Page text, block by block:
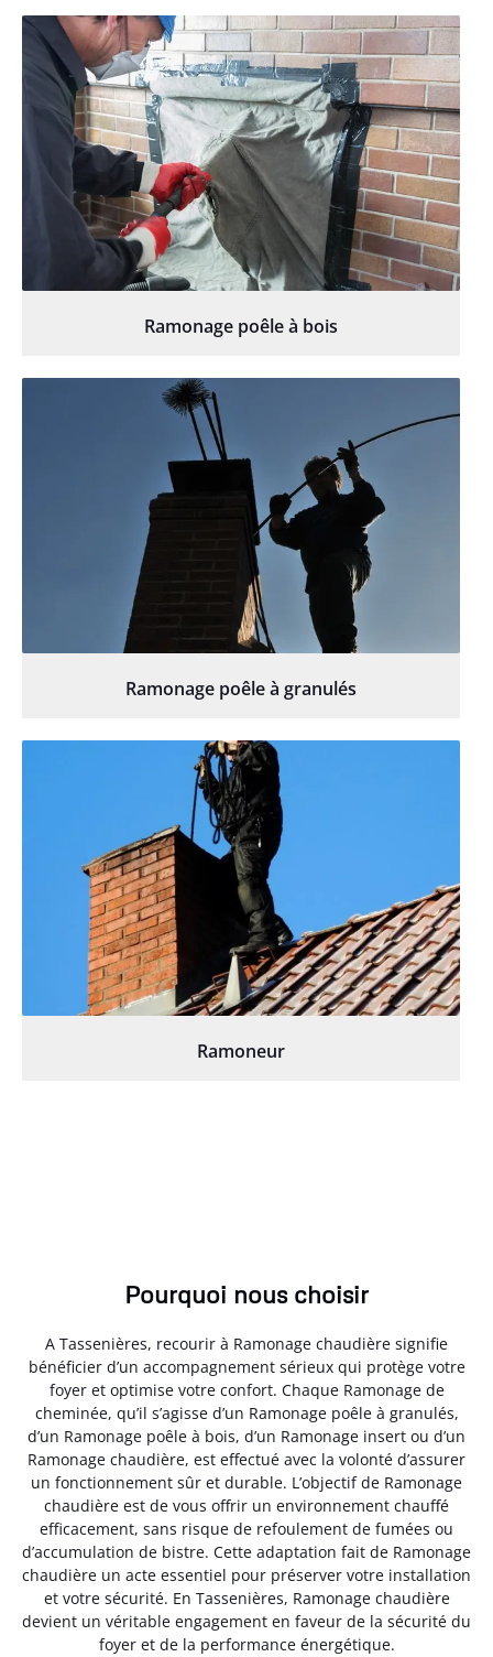
Ramonage poêle à bois
Ramonage poêle à granulés
Ramoneur
Pourquoi nous choisir
A Tassenières, recourir à Ramonage chaudière signifie
bénéficier d’un accompagnement sérieux qui protège votre
foyer et optimise votre confort. Chaque Ramonage de
cheminée, qu’il s’agisse d’un Ramonage poêle à granulés,
d’un Ramonage poêle à bois, d’un Ramonage insert ou d’un
Ramonage chaudière, est effectué avec la volonté d’assurer
un fonctionnement sûr et durable. L’objectif de Ramonage
chaudière est de vous offrir un environnement chauffé
efficacement, sans risque de refoulement de fumées ou
d’accumulation de bistre. Cette adaptation fait de Ramonage
chaudière un acte essentiel pour préserver votre installation
et votre sécurité. En Tassenières, Ramonage chaudière
devient un véritable engagement en faveur de la sécurité du
foyer et de la performance énergétique.